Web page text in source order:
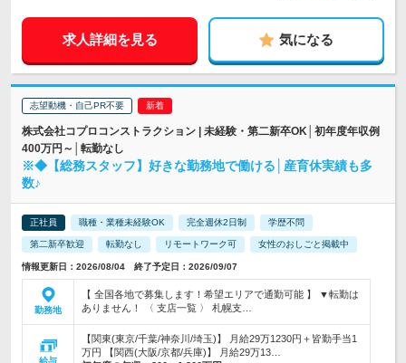
求人詳細を見る 気になる
志望動機・自己PR不要
株式会社コプロコンストラクション | 未経験・第二新卒OK│初年度年収例
400万円～│転勤なし
※◆【総務スタッフ】好きな勤務地で働ける│産育休実績も多
数♪
正社員 職種・業種未経験OK 完全週休2日制 学歴不問
第二新卒歓迎 転勤なし リモートワーク可 女性のおしごと掲載中
情報更新日：2026/08/04 終了予定日：2026/09/07
勤務地
【 全国各地で募集します！希望エリアで通勤可能 】 ▼転勤は
ありません！ 〈 支店一覧 〉 札幌支…
給与
【関東(東京/千葉/神奈川/埼玉)】 月給29万1230円＋皆勤手当1
万円 【関西(大阪/京都/兵庫)】 月給29万13…